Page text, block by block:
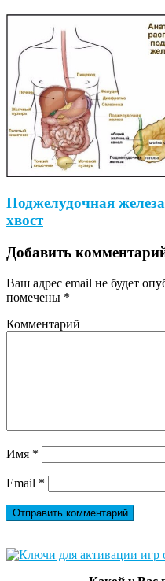
Поджелудочная
хвост
Добавить
Ваш адрес email не будет
помечены *
Комментарий
Имя *
Email *